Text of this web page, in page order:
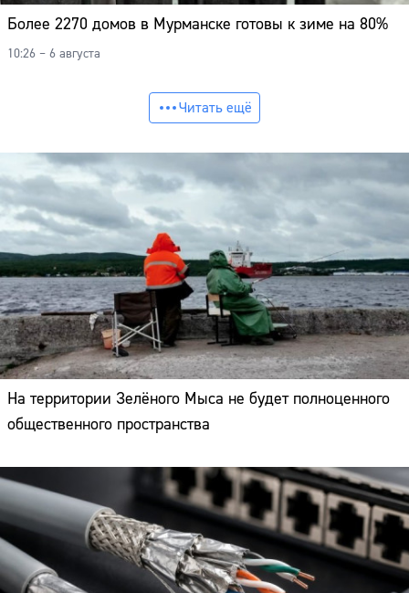
Более 2270 домов в Мурманске готовы к зиме на 80%
10:26 – 6 августа
Читать ещё
На территории Зелёного Мыса не будет полноценного
общественного пространства